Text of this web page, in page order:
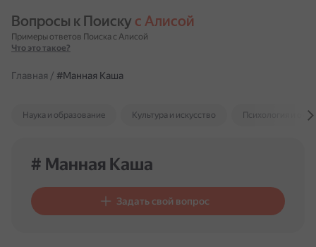
Вопросы к Поиску с Алисой
Примеры ответов Поиска с Алисой
Что это такое?
Главная / #Манная Каша
Наука и образование Культура и искусство Психология и
# Манная Каша
Задать свой вопрос